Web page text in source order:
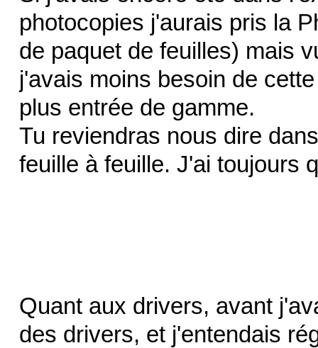
photocopies j'aurais pris la
de paquet de feuilles) mais
j'avais moins besoin de
plus entrée de gamme.
Tu reviendras nous dire
feuille à feuille. J'ai toujours
Quant aux drivers, avant
des drivers, et j'entendais